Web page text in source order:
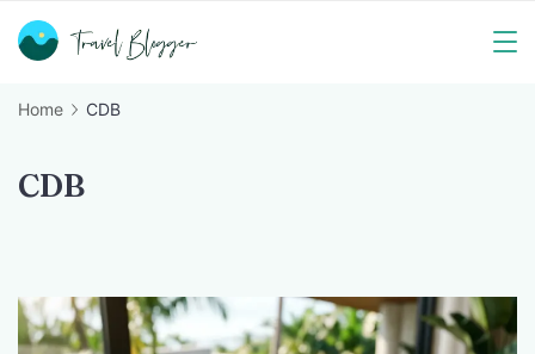
Skip
Home CDB
CDB